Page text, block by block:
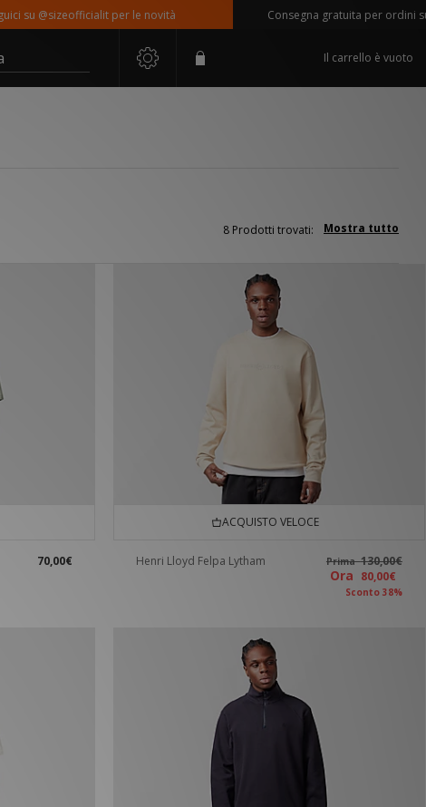
su @sizeofficialit per le novità Consegna gratuita per ordini
Il carrello è vuoto
Mostra tutto
8 Prodotti trovati:
70,00€
ACQUISTO VELOCE
Henri Lloyd Felpa Lytham Prima130,00€
Ora 80,00€
Sconto 38%